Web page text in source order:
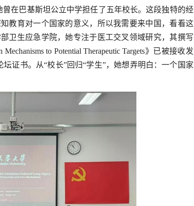
在巴基斯坦公立中学担任了五年校长。这段独特的经
教育对一个国家的意义，所以我需要来中国，看看这
卫生应急学院，她专注于医工交叉领域研究，其撰写
to Potential Therapeutic Targets》已被接收发
证书。从“校长”回归“学生”，她想弄明白：一个国家